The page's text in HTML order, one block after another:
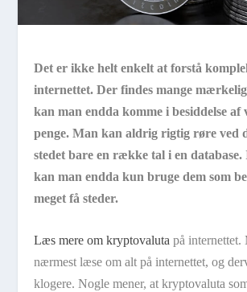
Det er ikke helt enkelt at forstå
internettet. Der findes mange
kan man endda komme i besiddelse af
penge. Man kan aldrig rigtig røre ved
stedet bare en række tal i en
kan man endda kun bruge dem som
meget få steder.
Læs mere om kryptovaluta på internettet.
nærmest læse om alt på internettet, og
klogere. Nogle mener, at kryptovaluta